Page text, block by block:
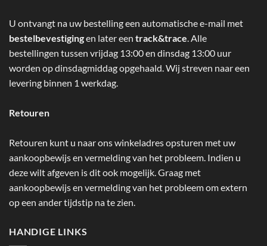
U ontvangt na uw bestelling een automatische e-mail met
bestelbevestigingen later een track&trace. Alle
bestellingen tussen vrijdag 13:00 en dinsdag 13:00 uur
worden op dinsdagmiddag opgehaald. Wij streven naar een
levering binnen 1 werkdag.
Retouren
Retouren kunt u naar ons winkeladres opsturen met uw
aankoopbewijs en vermelding van het probleem. Indien u
deze wilt afgeven is dit ook mogelijk. Graag met
aankoopbewijs en vermelding van het probleem om extern
op een ander tijdstip na te zien.
HANDIGE LINKS